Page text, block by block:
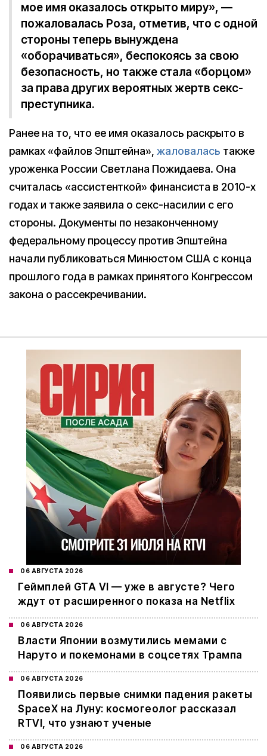
мое имя оказалось открыто миру», —
пожаловалась Роза, отметив, что с одной
стороны теперь вынуждена
«оборачиваться», беспокоясь за свою
безопасность, но также стала «борцом»
за права других вероятных жертв секс-
преступника.
Ранее на то, что ее имя оказалось раскрыто в
рамках «файлов Эпштейна», жаловалась также
уроженка России Светлана Пожидаева. Она
считалась «ассистенткой» финансиста в 2010-х
годах и также заявила о секс-насилии с его
стороны. Документы по незаконченному
федеральному процессу против Эпштейна
начали публиковаться Минюстом США с конца
прошлого года в рамках принятого Конгрессом
закона о рассекречивании.
06 АВГУСТА 2026
Геймплей GTA VI — уже в августе? Чего
ждут от расширенного показа на Netflix
06 АВГУСТА 2026
Власти Японии возмутились мемами с
Наруто и покемонами в соцсетях Трампа
06 АВГУСТА 2026
Появились первые снимки падения ракеты
SpaceX на Луну: космогеолог рассказал
RTVI, что узнают ученые
06 АВГУСТА 2026